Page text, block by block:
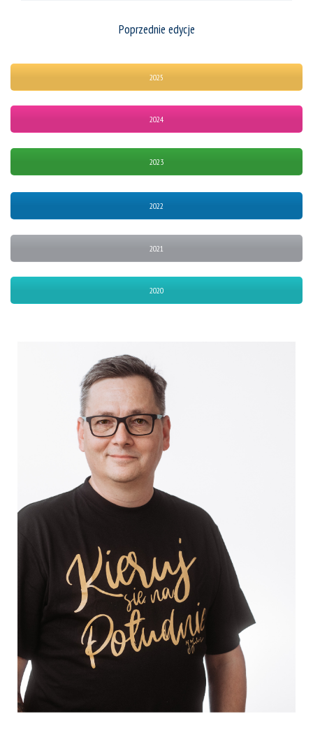
Poprzednie edycje
2025
2024
2023
2022
2021
2020